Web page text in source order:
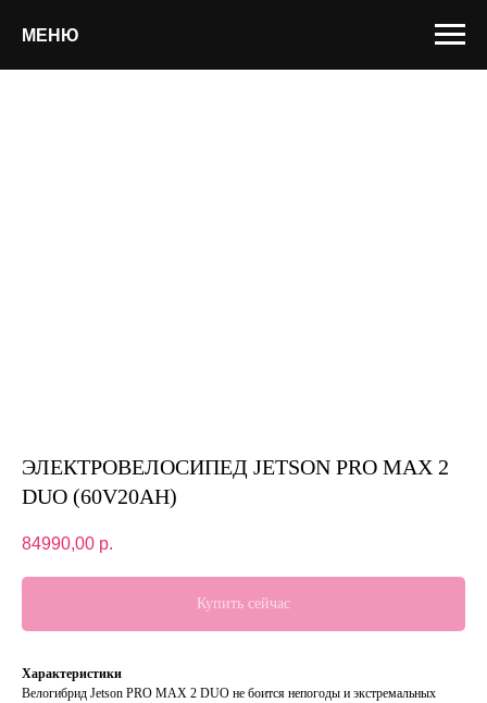
МЕНЮ
ЭЛЕКТРОВЕЛОСИПЕД JETSON PRO MAX 2
DUO (60V20AH)
84990,00 р.
Купить сейчас
Характеристики
Велогибрид Jetson PRO MAX 2 DUO не боится непогоды и экстремальных